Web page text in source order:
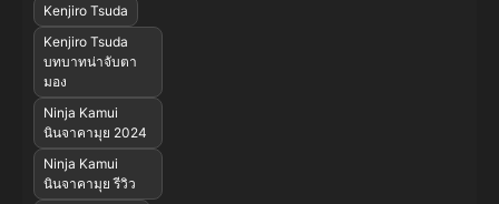
Kenjiro Tsuda
Kenjiro Tsuda
บทบาทน่าจับตา
มอง
Ninja Kamui
นินจาคามุย 2024
Ninja Kamui
นินจาคามุย รีวิว